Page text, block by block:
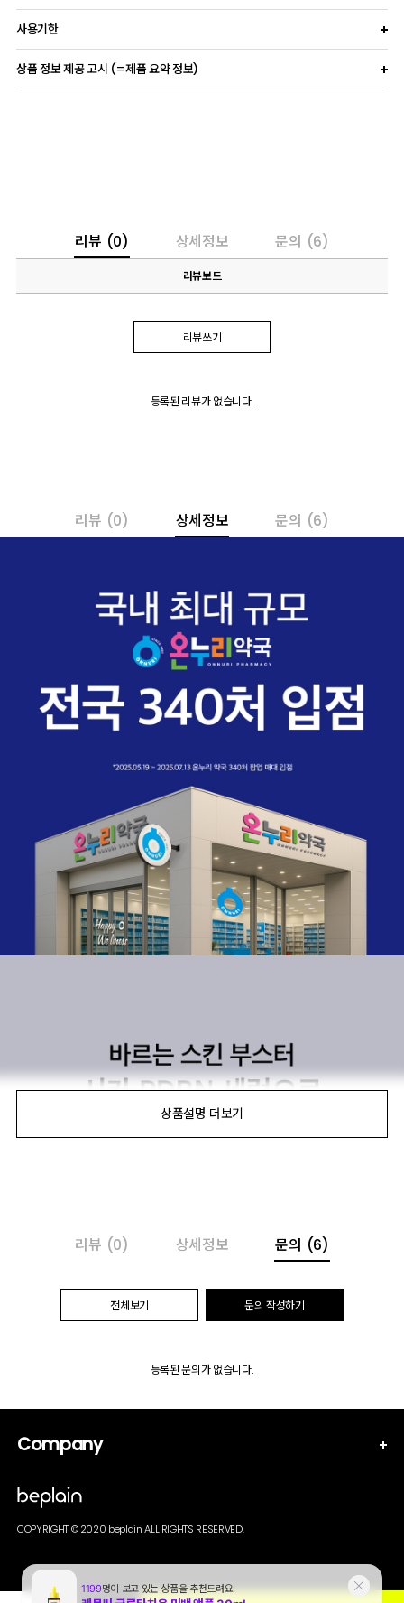
사용기한
상품 정보 제공 고시 (=제품 요약 정보)
리뷰 (0) 상세정보 문의 (6)
리뷰보드
리뷰쓰기
등록된 리뷰가 없습니다.
리뷰 (0) 상세정보 문의 (6)
리뷰 (0) 상세정보 문의 (6)
전체보기 문의 작성하기
등록된 문의가 없습니다.
Company
COPYRIGHT © 2020 beplain ALL RIGHTS RESERVED.